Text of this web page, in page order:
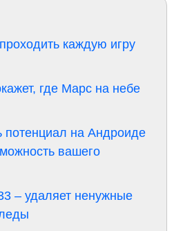
каждую игру
где Марс на небе
потенциал на Андроиде
вашего
– удаляет ненужные